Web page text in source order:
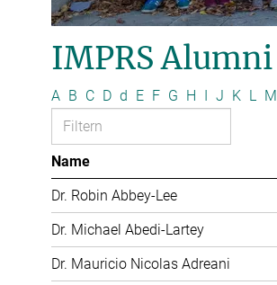
IMPRS Alumni
A B C D d E F G H I J K L M
Name
Dr. Robin Abbey-Lee
Dr. Michael Abedi-Lartey
Dr. Mauricio Nicolas Adreani